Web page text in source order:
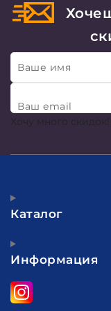
Ваше имя
Ваш email
Хочу много скидок!
Каталог
Информация